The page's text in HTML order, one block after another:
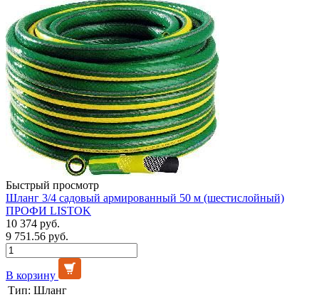
Быстрый просмотр
Шланг 3/4 садовый армированный 50 м (шестислойный)
ПРОФИ LISTOK
10 374 руб.
9 751.56 руб.
В корзину
Тип: Шланг